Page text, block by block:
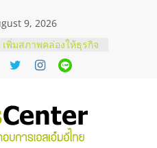
9, 2026
ในไทยที่ไหนดี?
ารให้คุ้มค่าและตอบ
โอกาสบริหารสถานี
ฟรนไชส์ยอนนี่